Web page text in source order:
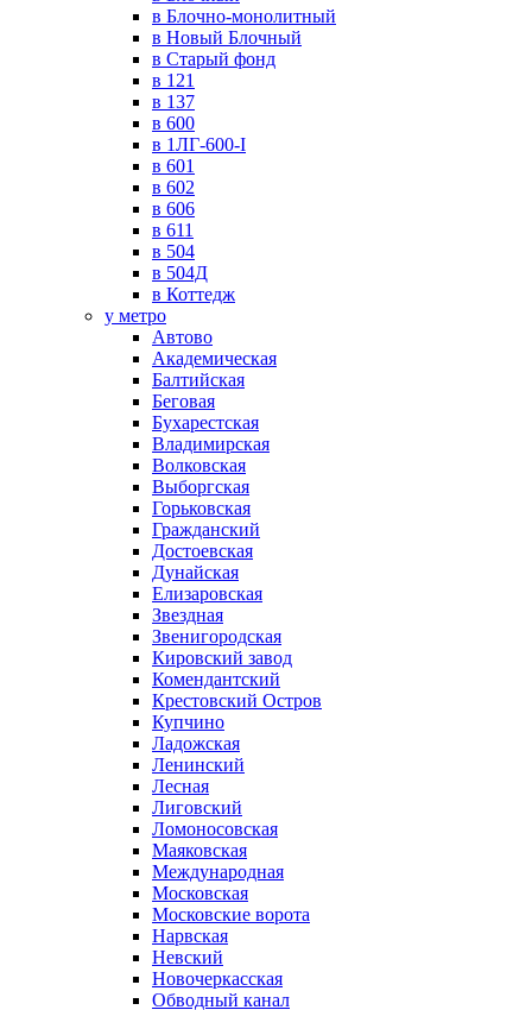
в Блочно-монолитный
в Новый Блочный
в Старый фонд
в 121
в 137
в 600
в 1ЛГ-600-I
в 601
в 602
в 606
в 611
в 504
в 504Д
в Коттедж
у метро
Автово
Академическая
Балтийская
Беговая
Бухарестская
Владимирская
Волковская
Выборгская
Горьковская
Гражданский
Достоевская
Дунайская
Елизаровская
Звездная
Звенигородская
Кировский завод
Комендантский
Крестовский Остров
Купчино
Ладожская
Ленинский
Лесная
Лиговский
Ломоносовская
Маяковская
Международная
Московская
Московские ворота
Нарвская
Невский
Новочеркасская
Обводный канал